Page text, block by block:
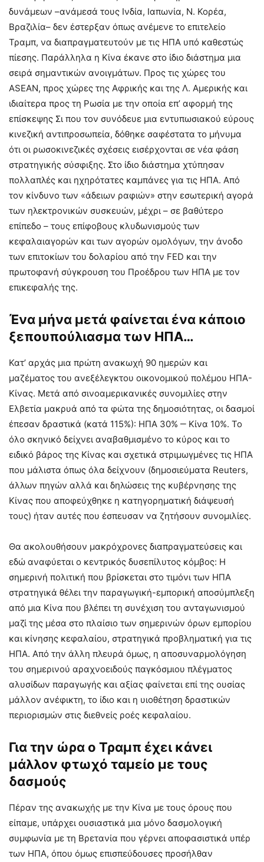
δυνάμεων –ανάμεσά τους Ινδία, Ιαπωνία, Ν. Κορέα,
Βραζιλία– δεν έστερξαν όπως ανέμενε το επιτελείο
Τραμπ, να διαπραγματευτούν με τις ΗΠΑ υπό καθεστώς
πίεσης. Παράλληλα η Κίνα έκανε στο ίδιο διάστημα μια
σειρά σημαντικών ανοιγμάτων. Προς τις χώρες του
ASEAN, προς χώρες της Αφρικής και της Λ. Αμερικής και
ιδιαίτερα προς τη Ρωσία με την οποία επ’ αφορμή της
επίσκεψης Σι που τον συνόδευε μια εντυπωσιακού εύρους
κινεζική αντιπροσωπεία, δόθηκε σαφέστατα το μήνυμα
ότι οι ρωσοκινεζικές σχέσεις εισέρχονται σε νέα φάση
στρατηγικής σύσφιξης. Στο ίδιο διάστημα χτύπησαν
πολλαπλές και ηχηρότατες καμπάνες για τις ΗΠΑ. Από
τον κίνδυνο των «άδειων ραφιών» στην εσωτερική αγορά
των ηλεκτρονικών συσκευών, μέχρι – σε βαθύτερο
επίπεδο – τους επίφοβους κλυδωνισμούς των
κεφαλαιαγορών και των αγορών ομολόγων, την άνοδο
των επιτοκίων του δολαρίου από την FED και την
πρωτοφανή σύγκρουση του Προέδρου των ΗΠΑ με τον
επικεφαλής της.
Ένα μήνα μετά φαίνεται ένα κάποιο
ξεπουπούλιασμα των ΗΠΑ…
Κατ’ αρχάς μια πρώτη ανακωχή 90 ημερών και
μαζέματος του ανεξέλεγκτου οικονομικού πολέμου ΗΠΑ-
Κίνας. Μετά από σινοαμερικανικές συνομιλίες στην
Ελβετία μακρυά από τα φώτα της δημοσιότητας, οι δασμοί
έπεσαν δραστικά (κατά 115%): ΗΠΑ 30% ‒ Κίνα 10%. Το
όλο σκηνικό δείχνει αναβαθμισμένο το κύρος και το
ειδικό βάρος της Κίνας και σχετικά στριμωγμένες τις ΗΠΑ
που μάλιστα όπως όλα δείχνουν (δημοσιεύματα Reuters,
άλλων πηγών αλλά και δηλώσεις της κυβέρνησης της
Κίνας που αποφεύχθηκε η κατηγορηματική διάψευσή
τους) ήταν αυτές που έσπευσαν να ζητήσουν συνομιλίες.
Θα ακολουθήσουν μακρόχρονες διαπραγματεύσεις και
εδώ αναφύεται ο κεντρικός δυσεπίλυτος κόμβος: Η
σημερινή πολιτική που βρίσκεται στο τιμόνι των ΗΠΑ
στρατηγικά θέλει την παραγωγική-εμπορική αποσύμπλεξη
από μια Κίνα που βλέπει τη συνέχιση του ανταγωνισμού
μαζί της μέσα στο πλαίσιο των σημερινών όρων εμπορίου
και κίνησης κεφαλαίου, στρατηγικά προβληματική για τις
ΗΠΑ. Από την άλλη πλευρά όμως, η αποσυναρμολόγηση
του σημερινού αραχνοειδούς παγκόσμιου πλέγματος
αλυσίδων παραγωγής και αξίας φαίνεται επί της ουσίας
μάλλον ανέφικτη, το ίδιο και η υιοθέτηση δραστικών
περιορισμών στις διεθνείς ροές κεφαλαίου.
Για την ώρα ο Τραμπ έχει κάνει
μάλλον φτωχό ταμείο με τους
δασμούς
Πέραν της ανακωχής με την Κίνα με τους όρους που
είπαμε, υπάρχει ουσιαστικά μια μόνο δασμολογική
συμφωνία με τη Βρετανία που γέρνει αποφασιστικά υπέρ
των ΗΠΑ, όπου όμως επισπεύδουσες προσήλθαν